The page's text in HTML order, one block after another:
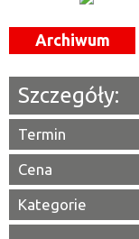
Archiwum
Szczegóły:
Termin
Cena
Kategorie